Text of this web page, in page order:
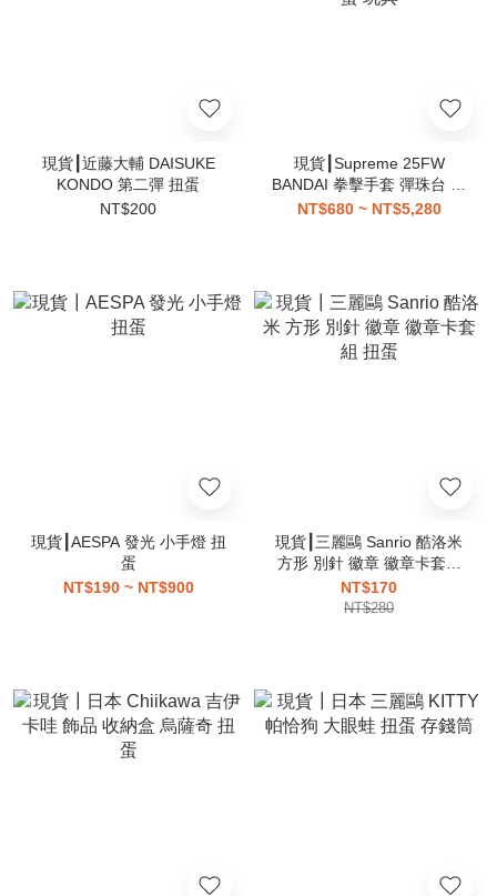
現貨┃近藤大輔 DAISUKE
KONDO 第二彈 扭蛋
NT$200
現貨┃Supreme 25FW
BANDAI 拳擊手套 彈珠台 露
營車 推車 電吉他 黑膠機 扭
NT$680 ~ NT$5,280
現貨┃AESPA 發光 小手燈 扭
蛋
NT$190 ~ NT$900
現貨┃三麗鷗 Sanrio 酷洛米
方形 別針 徽章 徽章卡套組
扭蛋
NT$170
NT$280